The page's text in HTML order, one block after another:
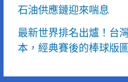
石油供應鏈迎來喘息
最新世界排名出爐！台
本，經典賽後的棒球版